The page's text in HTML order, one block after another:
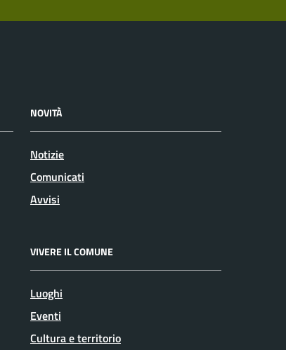
NOVITÀ
Notizie
Comunicati
Avvisi
VIVERE IL COMUNE
Luoghi
Eventi
Cultura e territorio